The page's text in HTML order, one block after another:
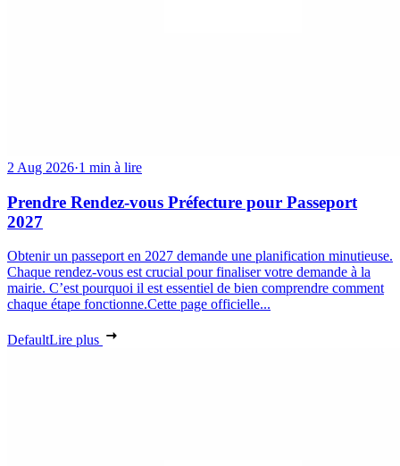
2 Aug 2026·1 min à lire
Prendre Rendez-vous Préfecture pour Passeport
2027
Obtenir un passeport en 2027 demande une planification minutieuse.
Chaque rendez-vous est crucial pour finaliser votre demande à la
mairie. C’est pourquoi il est essentiel de bien comprendre comment
chaque étape fonctionne.Cette page officielle...
DefaultLire plus